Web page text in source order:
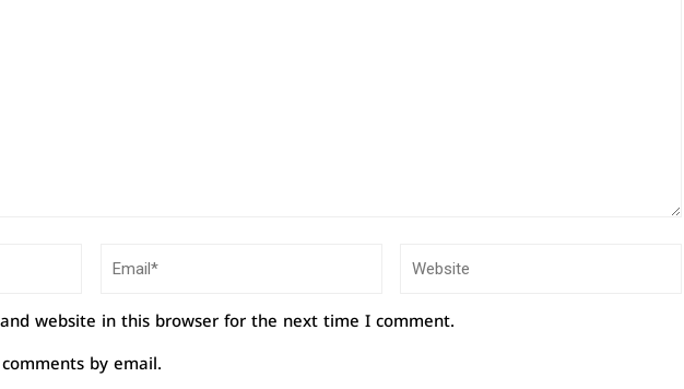
website in this browser for the next time I comment.
by email.